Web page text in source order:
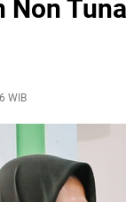
Non
WIB